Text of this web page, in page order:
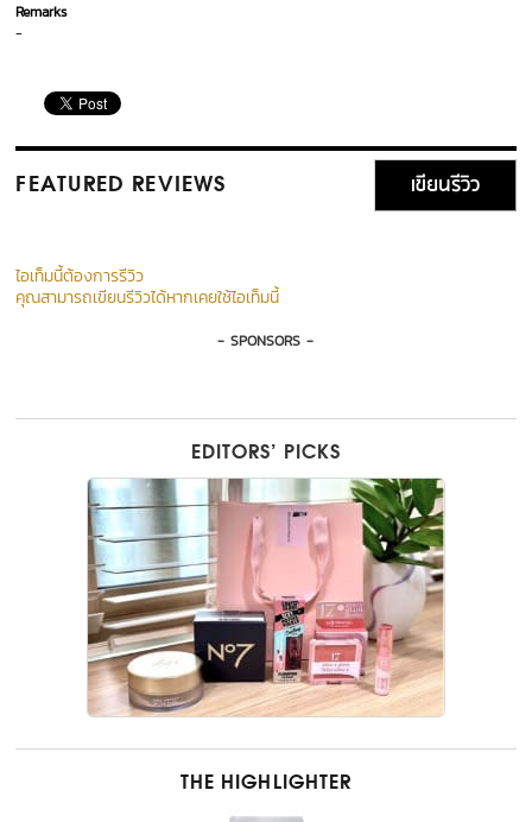
Remarks
-
FEATURED REVIEWS เขียนรีวิว
ไอเท็มนี้ต้องการรีวิว
คุณสามารถเขียนรีวิวได้หากเคยใช้ไอเท็มนี้
- SPONSORS -
EDITORS’ PICKS
THE HIGHLIGHTER